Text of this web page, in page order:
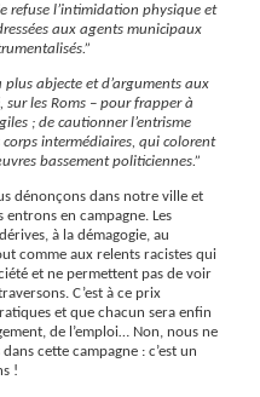
refuse l’intimidation physique et
aux agents municipaux
plus abjecte et d’arguments aux
sur les Roms – pour frapper à
; de cautionner l’entrisme
intermédiaires, qui colorent
bassement politiciennes.”
dénonçons dans notre ville et
entrons en campagne. Les
à la démagogie, au
comme aux relents racistes qui
et ne permettent pas de voir
C’est à ce prix
et que chacun sera enfin
de l’emploi… Non, nous ne
cette campagne : c’est un
!